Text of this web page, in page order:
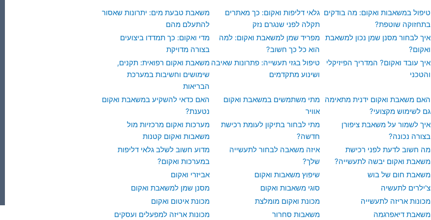
טיפול במשאבות ואקום: מה בודקים
בתחזוקה שוטפת?
גלאי דליפות ואקום: כך מאתרים
תקלה לפני שנגרם נזק
משאבת טבעת מים: יתרונות שאסור
להתעלם מהם
איך לבחור מסנן שמן נכון למשאבת
ואקום?
מפריד שמן למשאבת ואקום: למה
הוא כל כך חשוב?
מדי ואקום: כך תמדדו ביצועים
בצורה מדויקת
איך עובד ואקום? המדריך הפיזיקלי
והטכני
טיפול בגזי תעשייה: פתרונות שאיבה
ושינוע מתקדמים
משאבת ואקום רפואית: תקנים,
שימושים וחשיבות במערכת
הבריאות
האם משאבת ואקום ידנית מתאימה
גם לשימוש מקצועי?
מתי משתמשים במשאבת ואקום
אוויר
האם כדאי להשקיע במשאבת ואקום
נטענת?
איך לשמור על משאבת ציפורן
בצורה נכונה?
מתי לבחור בתיקון לעומת רכישת
חדשה?
מערכות ואקום מרכזיות מול
משאבות ואקום קטנות
מה חשוב לדעת לפני רכישת
משאבת ואקום יבשה לתעשייה?
איזה משאבה לבחור לתעשייה
שלך?
מדוע חשוב לשלב גלאי דליפות
במערכות ואקום?
משאבת חום של בוש שיפוץ משאבות ואקום
אביזרי ואקום
צ'ילרים לתעשיה סוגי משאבות ואקום
מסנן שמן למשאבת ואקום
מכונות אריזה לתעשייה מכונת ואקום מומלצת
מכונת איטום ואקום
משאבת דיאפרגמה משאבות סחרור מכונות אריזה למפעלים ועסקים